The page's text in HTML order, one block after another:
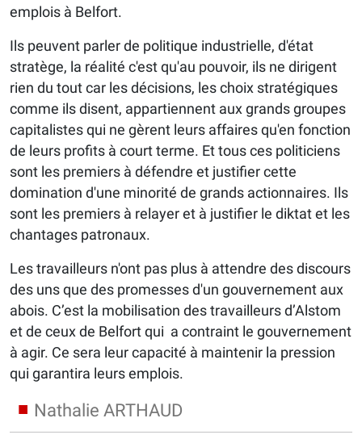
emplois à Belfort.
Ils peuvent parler de politique industrielle, d'état
stratège, la réalité c'est qu'au pouvoir, ils ne dirigent
rien du tout car les décisions, les choix stratégiques
comme ils disent, appartiennent aux grands groupes
capitalistes qui ne gèrent leurs affaires qu'en fonction
de leurs profits à court terme. Et tous ces politiciens
sont les premiers à défendre et justifier cette
domination d'une minorité de grands actionnaires. Ils
sont les premiers à relayer et à justifier le diktat et les
chantages patronaux.
Les travailleurs n'ont pas plus à attendre des discours
des uns que des promesses d'un gouvernement aux
abois. C’est la mobilisation des travailleurs d’Alstom
et de ceux de Belfort qui a contraint le gouvernement
à agir. Ce sera leur capacité à maintenir la pression
qui garantira leurs emplois.
Nathalie ARTHAUD